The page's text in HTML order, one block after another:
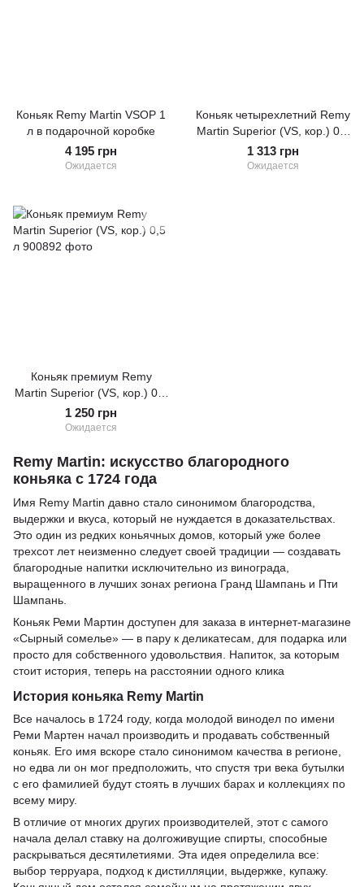
Коньяк Remy Martin VSOP 1
л в подарочной коробке
4 195 грн
Ожидается
Коньяк четырехлетний Remy
Martin Superior (VS, кор.) 0,7
л
1 313 грн
Ожидается
Коньяк премиум Remy
Martin Superior (VS, кор.) 0,5
л
1 250 грн
Ожидается
Remy Martin: искусство благородного
коньяка с 1724 года
Имя Remy Martin давно стало синонимом благородства,
выдержки и вкуса, который не нуждается в доказательствах.
Это один из редких коньячных домов, который уже более
трехсот лет неизменно следует своей традиции — создавать
благородные напитки исключительно из винограда,
выращенного в лучших зонах региона Гранд Шампань и Пти
Шампань.
Коньяк Реми Мартин доступен для заказа в интернет-магазине
«Сырный сомелье» — в пару к деликатесам, для подарка или
просто для собственного удовольствия. Напиток, за которым
стоит история, теперь на расстоянии одного клика
История коньяка Remy Martin
Все началось в 1724 году, когда молодой винодел по имени
Реми Мартен начал производить и продавать собственный
коньяк. Его имя вскоре стало синонимом качества в регионе,
но едва ли он мог предположить, что спустя три века бутылки
с его фамилией будут стоять в лучших барах и коллекциях по
всему миру.
В отличие от многих других производителей, этот с самого
начала делал ставку на долгоживущие спирты, способные
раскрываться десятилетиями. Эта идея определила все:
выбор терруара, подход к дистилляции, выдержке, купажу.